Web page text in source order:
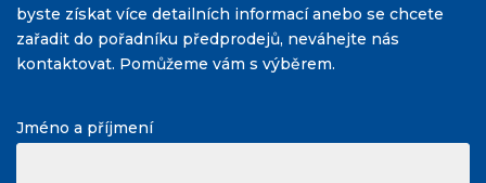
byste získat více detailních informací anebo se chcete
zařadit do pořadníku předprodejů, neváhejte nás
kontaktovat. Pomůžeme vám s výběrem.
Jméno a příjmení